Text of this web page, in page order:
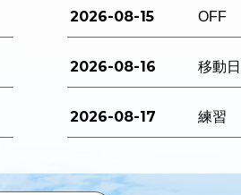
2026-08-15 OFF
2026-08-16 移動日
2026-08-17 練習